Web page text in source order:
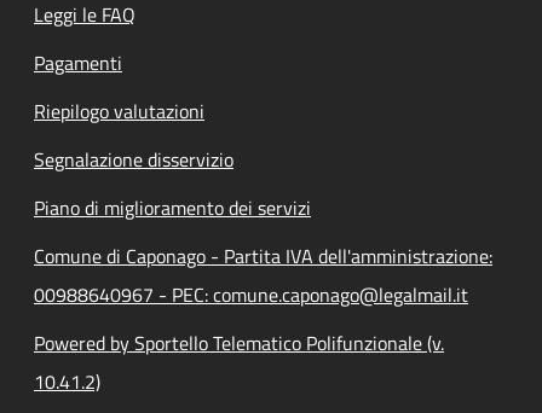
Leggi le FAQ
Pagamenti
Riepilogo valutazioni
Segnalazione disservizio
Piano di miglioramento dei servizi
Comune di Caponago - Partita IVA dell'amministrazione:
00988640967 - PEC: comune.caponago@legalmail.it
Powered by Sportello Telematico Polifunzionale (v.
10.41.2)